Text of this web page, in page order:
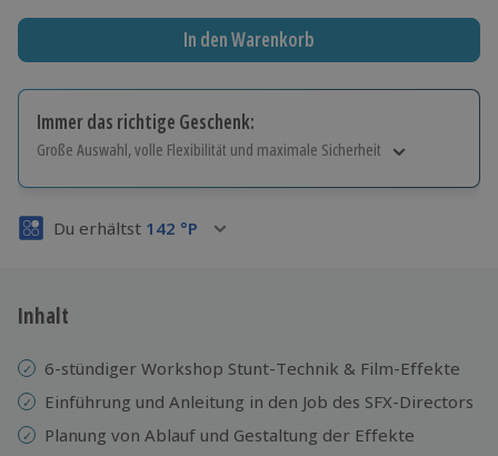
In den Warenkorb
Immer das richtige Geschenk:
Große Auswahl, volle Flexibilität und maximale Sicherheit
Volle Flexibilität
3 Jahre gültig & verlängerbar.
Du erhältst 142 °P
Inhalt
6-stündiger Workshop Stunt-Technik & Film-Effekte
Einführung und Anleitung in den Job des SFX-Directors
Planung von Ablauf und Gestaltung der Effekte